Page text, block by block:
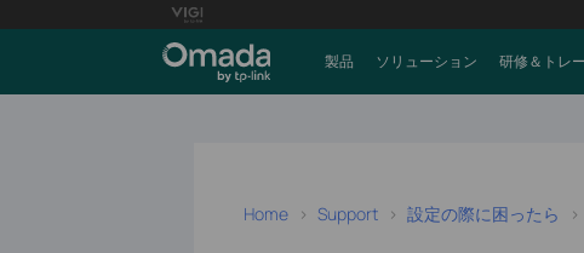
製品 ソリューション 研修＆トレ
Home Support 設定の際に困ったら